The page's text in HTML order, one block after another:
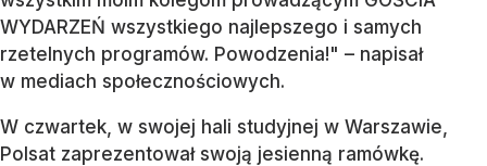
WYDARZEŃ wszystkiego najlepszego i samych
rzetelnych programów. Powodzenia!" – napisał
w mediach społecznościowych.
W czwartek, w swojej hali studyjnej w Warszawie,
Polsat zaprezentował swoją jesienną ramówkę.